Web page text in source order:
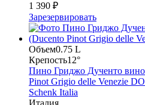
1 390 ₽
Зарезервировать
Объем0.75 L
Крепость12°
Пино Гриджо Дученто вино
Pinot Grigio delle Venezie
Schenk Italia
Италия